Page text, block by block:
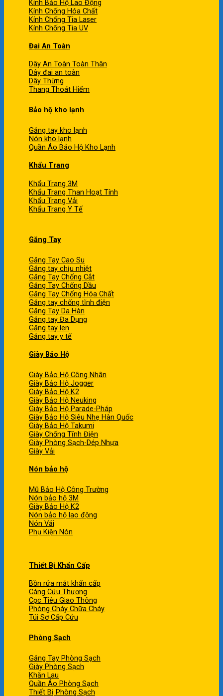
Kính Bảo Hộ Lao Động
Kính Chống Hóa Chất
Kính Chống Tia Laser
Kính Chống Tia UV
Đai An Toàn
Dây An Toàn Toàn Thân
Dây đai an toàn
Dây Thừng
Thang Thoát Hiểm
Bảo hộ kho lạnh
Găng tay kho lạnh
Nón kho lạnh
Quần Áo Bảo Hộ Kho Lạnh
Khẩu Trang
Khẩu Trang 3M
Khẩu Trang Than Hoạt Tính
Khẩu Trang Vải
Khẩu Trang Y Tế
Găng Tay
Găng Tay Cao Su
Găng tay chịu nhiệt
Găng Tay Chống Cắt
Găng Tay Chống Dầu
Găng Tay Chống Hóa Chất
Găng tay chống tĩnh điện
Găng Tay Da Hàn
Găng tay Đa Dụng
Găng tay len
Găng tay y tế
Giày Bảo Hộ
Giày Bảo Hộ Công Nhân
Giày Bảo Hộ Jogger
Giày Bảo Hộ K2
Giày Bảo Hộ Neuking
Giày Bảo Hộ Parade-Pháp
Giày Bảo Hộ Siêu Nhẹ Hàn Quốc
Giày Bảo Hộ Takumi
Giày Chống Tĩnh Điện
Giày Phòng Sạch-Dép Nhựa
Giày Vải
Nón bảo hộ
Mũ Bảo Hộ Công Trường
Nón bảo hộ 3M
Giày Bảo Hộ K2
Nón bảo hộ lao động
Nón Vải
Phụ Kiện Nón
Thiết Bị Khẩn Cấp
Bồn rửa mắt khẩn cấp
Cáng Cứu Thương
Cọc Tiêu Giao Thông
Phòng Cháy Chữa Cháy
Túi Sơ Cấp Cứu
Phòng Sạch
Găng Tay Phòng Sạch
Giày Phòng Sạch
Khăn Lau
Quần Áo Phòng Sạch
Thiết Bị Phòng Sạch